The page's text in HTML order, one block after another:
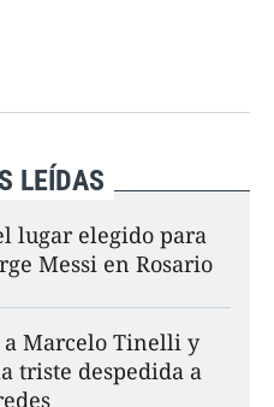
LEÍDAS
lugar elegido para
Messi en Rosario
Marcelo Tinelli y
triste despedida a